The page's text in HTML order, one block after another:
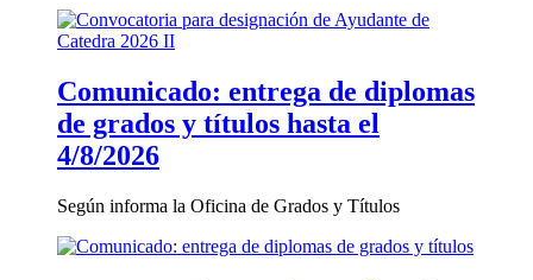
Comunicado: entrega de diplomas
de grados y títulos hasta el
4/8/2026
Según informa la Oficina de Grados y Títulos